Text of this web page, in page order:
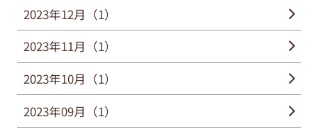
2023年12月（1）
2023年11月（1）
2023年10月（1）
2023年09月（1）